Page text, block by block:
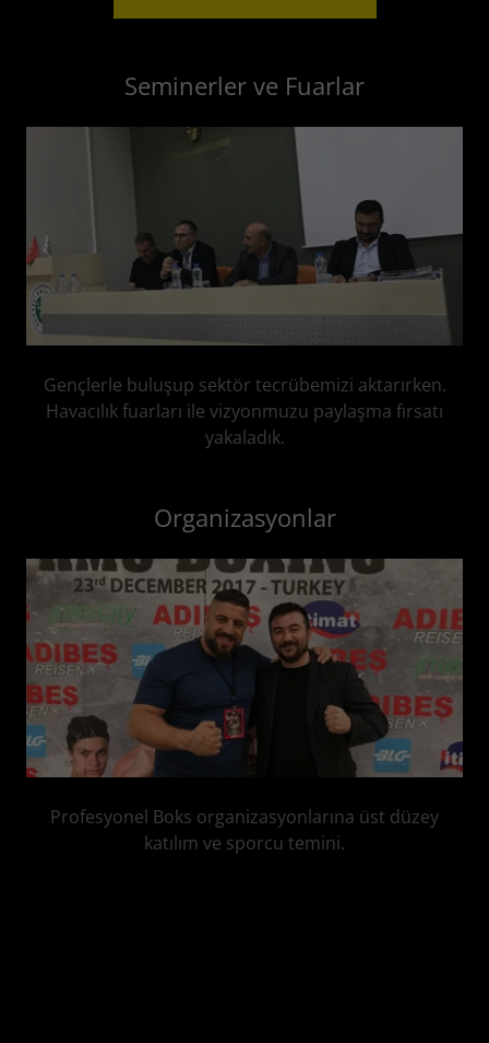
Seminerler ve Fuarlar
Gençlerle buluşup sektör tecrübemizi aktarırken.
Havacılık fuarları ile vizyonmuzu paylaşma fırsatı
yakaladık.
Organizasyonlar
Profesyonel Boks organizasyonlarına üst düzey
katılım ve sporcu temini.